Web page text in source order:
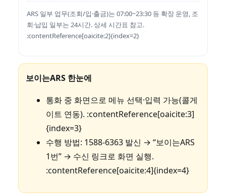
ARS 일부 업무(조회/입·출금)는 07:00~23:30 등 확장 운영, 조
회·납입 일부는 24시간. 상세 시간표 참고.
:contentReference[oaicite:2]{index=2}
보이는ARS 한눈에
통화 중 화면으로 메뉴 선택·입력 가능(콜게
이트 연동). :contentReference[oaicite:3]
{index=3}
수행 방법: 1588-6363 발신 → “보이는ARS
1번” → 수신 링크로 화면 실행.
:contentReference[oaicite:4]{index=4}